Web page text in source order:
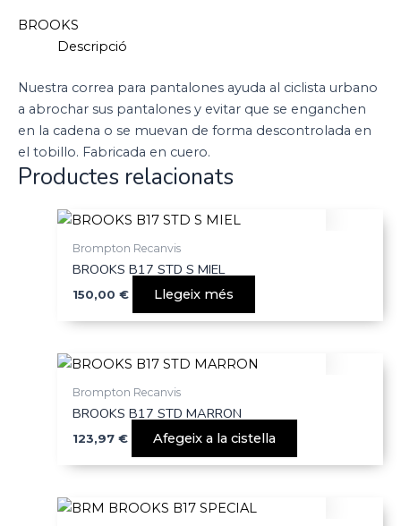
BROOKS
Descripció
Nuestra correa para pantalones ayuda al ciclista urbano
a abrochar sus pantalones y evitar que se enganchen
en la cadena o se muevan de forma descontrolada en
el tobillo. Fabricada en cuero.
Productes relacionats
Brompton Recanvis
BROOKS B17 STD S MIEL
150,00€ Llegeix més
Brompton Recanvis
BROOKS B17 STD MARRON
123,97€ Afegeix a la cistella